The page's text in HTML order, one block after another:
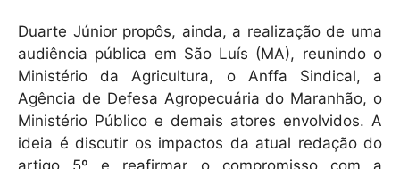
Duarte Júnior propôs, ainda, a realização de uma
audiência pública em São Luís (MA), reunindo o
Ministério da Agricultura, o Anffa Sindical, a
Agência de Defesa Agropecuária do Maranhão, o
Ministério Público e demais atores envolvidos. A
ideia é discutir os impactos da atual redação do
artigo 5º e reafirmar o compromisso com a